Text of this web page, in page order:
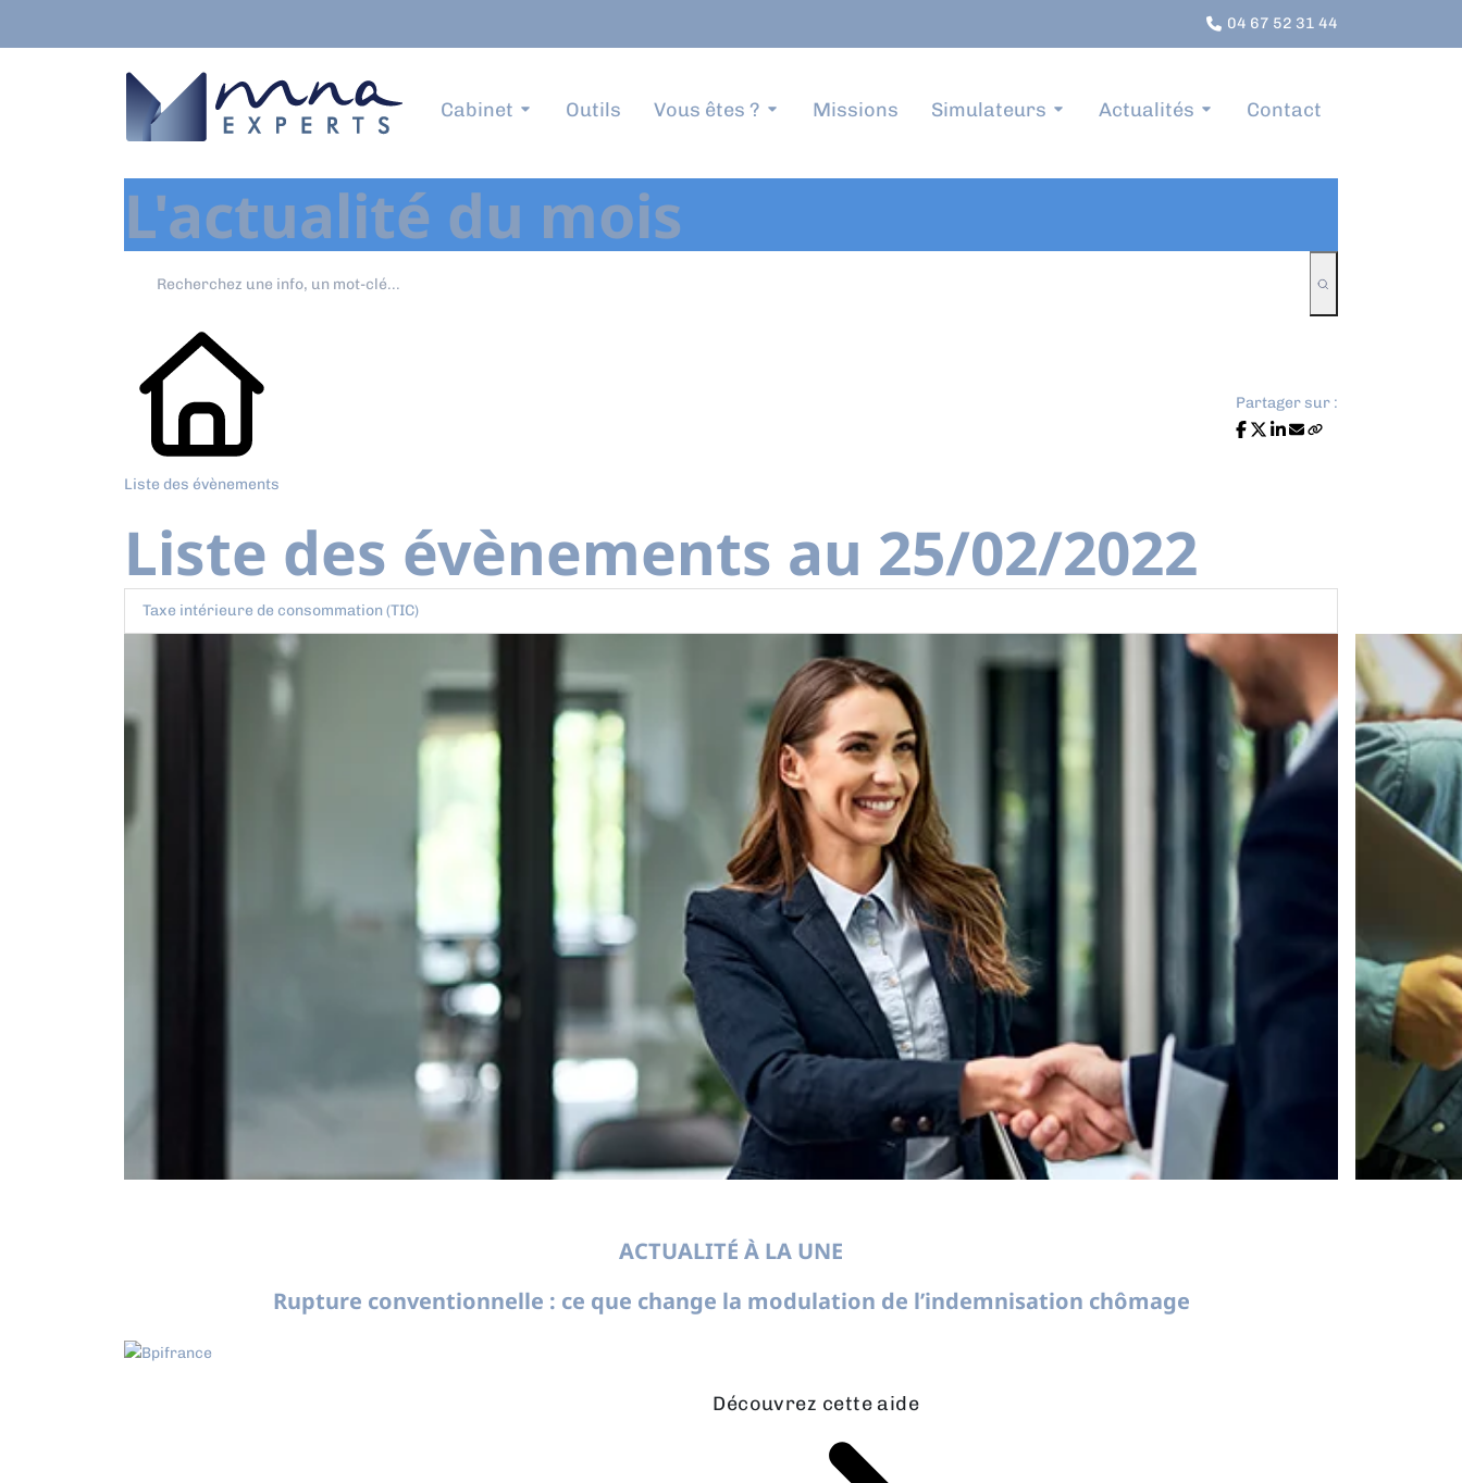
04 67 52 31 44
Cabinet Outils Vous êtes ? Missions Simulateurs Actualités Contact
L'actualité du mois
Liste des évènements
Partager sur :
Liste des évènements au 25/02/2022
Taxe intérieure de consommation (TIC)
ACTUALITÉ À LA UNE
Rupture conventionnelle : ce que change la modulation de l’indemnisation chômage
Découvrez cette aide